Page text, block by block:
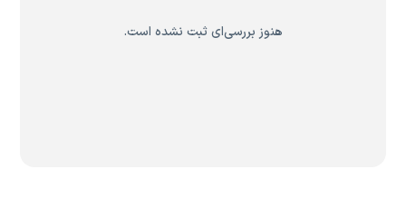
هنوز بررسی‌ای ثبت نشده است.